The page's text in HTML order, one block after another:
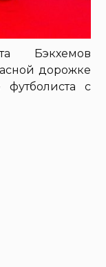
Бэкхемов
дорожке
с